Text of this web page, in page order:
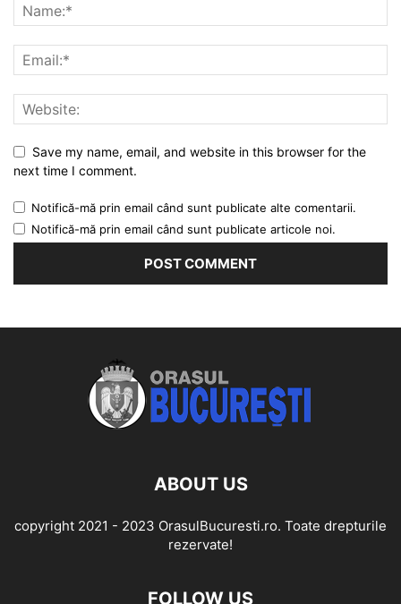
Save my name, email, and website in this browser for the
next time I comment.
Notifică-mă prin email când sunt publicate alte comentarii.
Notifică-mă prin email când sunt publicate articole noi.
ABOUT US
copyright 2021 - 2023 OrasulBucuresti.ro. Toate drepturile
rezervate!
FOLLOW US